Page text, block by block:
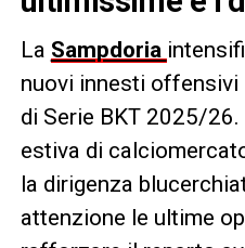
La Sampdoria
nuovi innesti offensivi
di Serie BKT 2025/
estiva di
la dirigenza
attenzione le ultime